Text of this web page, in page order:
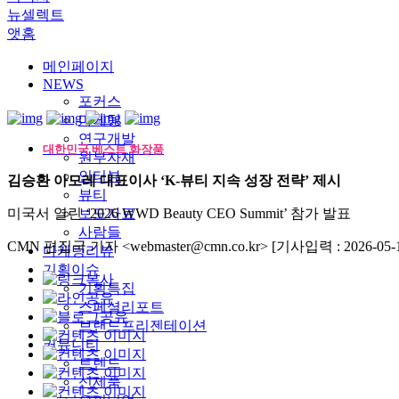
뉴셀렉트
앳홈
메인페이지
NEWS
포커스
마케팅
연구개발
원부자재
인터뷰
뷰티
보도자료
사람들
마케팅리뷰
기획이슈
기획특집
스페셜리포트
브랜드프리젠테이션
커뮤니티
트렌드
신제품
대한민국 베스트 화장품
김승환 아모레 대표이사 ‘K-뷰티 지속 성장 전략’ 제시
미국서 열린 ‘2026 WWD Beauty CEO Summit’ 참가 발표
CMN 편집국 기자 <webmaster@cmn.co.kr> [기사입력 : 2026-